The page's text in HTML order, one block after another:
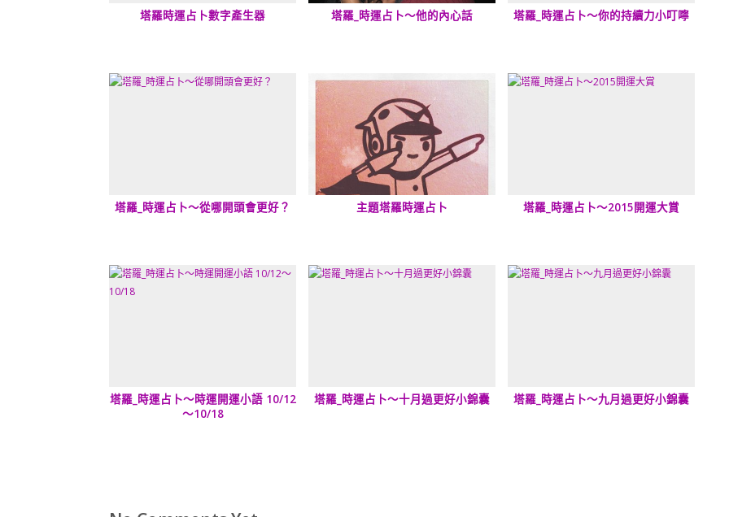
塔羅時運占卜數字產生器 塔羅_時運占卜～他的內心話 塔羅_時運占卜～你的持續力小叮嚀
塔羅_時運占卜～從哪開頭會更好？ 主題塔羅時運占卜 塔羅_時運占卜～2015開運大賞
塔羅_時運占卜～時運開運小語 10/12
～10/18
塔羅_時運占卜～十月過更好小錦囊 塔羅_時運占卜～九月過更好小錦囊